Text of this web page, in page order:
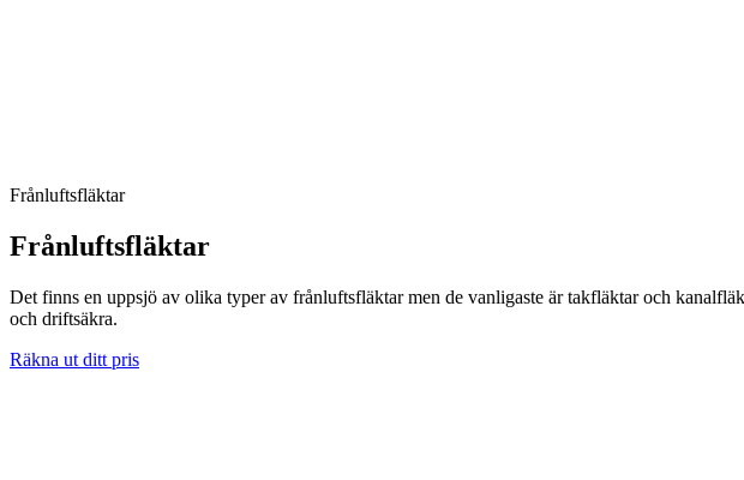
Frånluftsfläktar
Frånluftsfläktar
Det finns en uppsjö av olika typer av frånluftsfläktar men de vanligaste är takfläktar och
och driftsäkra.
Räkna ut ditt pris